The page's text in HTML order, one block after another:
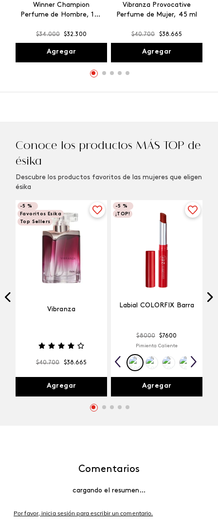
Winner Champion
Perfume de Hombre, 100
$34.000 $32.300
Agregar
Vibranza Provocative
Perfume de Mujer, 45 ml
$40.700 $38.665
Agregar
Conoce los productos MÁS TOP de
ésika
Descubre los productos favoritos de las mujeres que eligen
ésika
-5 %
Favoritos Esika
Top Sellers
Vibranza
$40.700 $38.665
Agregar
-5 %
¡TOP!
Labial COLORFIX Barra
$8000 $7600
Pimienta Caliente
Agregar
Comentarios
cargando el resumen…
Por favor, inicia sesión para escribir un comentario.